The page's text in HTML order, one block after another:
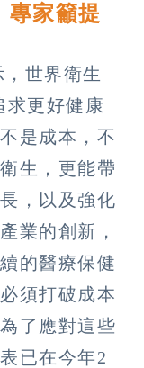
家籲提
世界衛生
求更好健康
是成本，不
生，更能帶
，以及強化
業的創新，
的醫療保健
須打破成本
了應對這些
已在今年2